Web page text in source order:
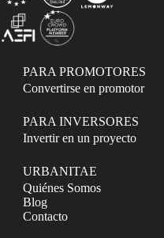
PARA PROMOTORES
Convertirse en promotor
PARA INVERSORES
Invertir en un proyecto
URBANITAE
Quiénes Somos
Blog
Contacto